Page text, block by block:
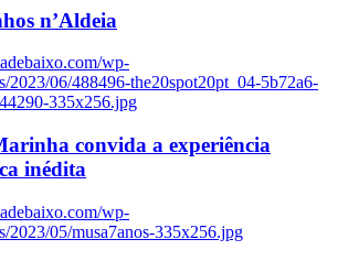
n’Aldeia
wp-
2023/06/488496-the20spot20pt_04-5b72a6-
335x256.jpg
convida a experiência
inédita
wp-
2023/05/musa7anos-335x256.jpg